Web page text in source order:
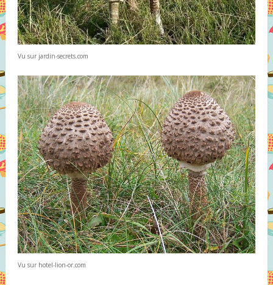
Vu sur jardin-secrets.com
Vu sur hotel-lion-or.com